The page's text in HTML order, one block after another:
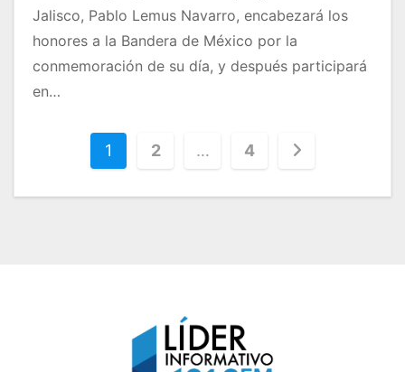
Jalisco, Pablo Lemus Navarro, encabezará los
honores a la Bandera de México por la
conmemoración de su día, y después participará
en…
1 2 … 4